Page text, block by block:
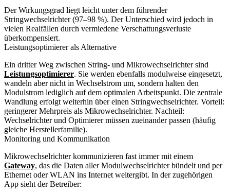
Der Wirkungsgrad liegt leicht unter dem führender
Stringwechselrichter (97–98 %). Der Unterschied wird jedoch in
vielen Realfällen durch vermiedene Verschattungsverluste
überkompensiert.
Leistungsoptimierer als Alternative
Ein dritter Weg zwischen String- und Mikrowechselrichter sind
Leistungsoptimierer. Sie werden ebenfalls modulweise eingesetzt,
wandeln aber nicht in Wechselstrom um, sondern halten den
Modulstrom lediglich auf dem optimalen Arbeitspunkt. Die zentrale
Wandlung erfolgt weiterhin über einen Stringwechselrichter. Vorteil:
geringerer Mehrpreis als Mikrowechselrichter. Nachteil:
Wechselrichter und Optimierer müssen zueinander passen (häufig
gleiche Herstellerfamilie).
Monitoring und Kommunikation
Mikrowechselrichter kommunizieren fast immer mit einem
Gateway, das die Daten aller Modulwechselrichter bündelt und per
Ethernet oder WLAN ins Internet weitergibt. In der zugehörigen
App sieht der Betreiber: